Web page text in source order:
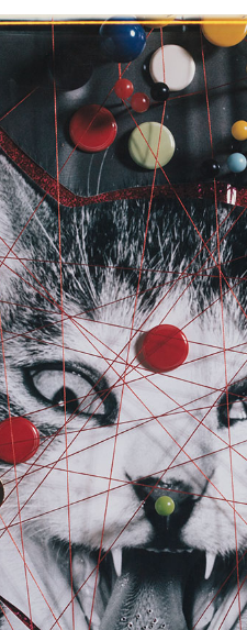
&
ートナー
付について